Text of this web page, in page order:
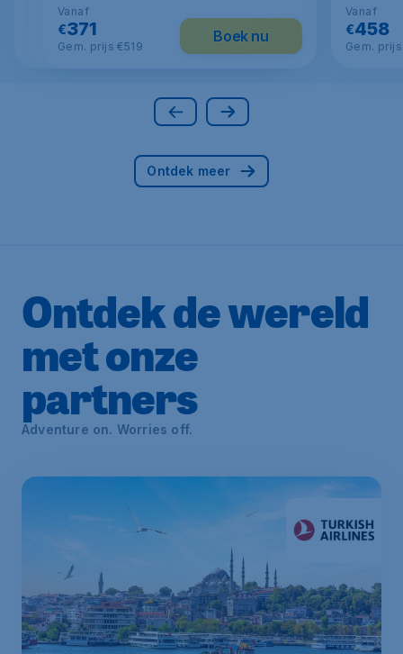
Vanaf
49
Gem. prijs €125
Boek nu
Vanaf
63
Gem. prijs €116
Boek nu
Vanaf
€371
Gem. prijs €519
Boek nu
Vanaf
€458
Gem.
Ontdek meer
Ontdek de wereld
met onze
partners
Adventure on. Worries off.